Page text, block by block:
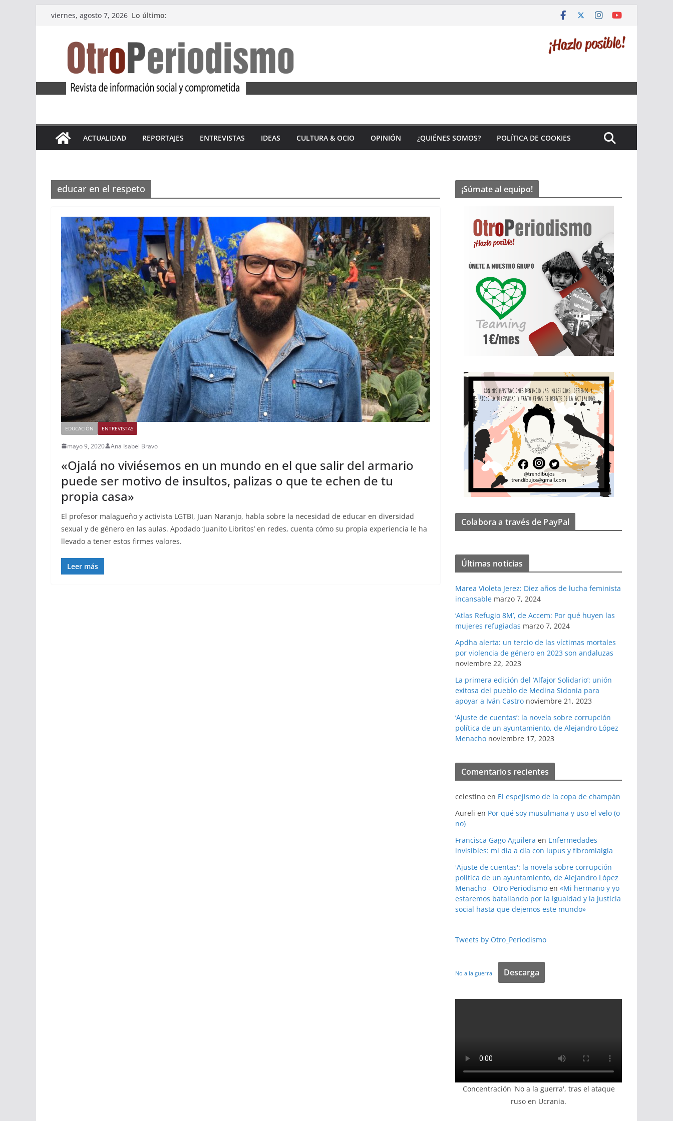
Saltar
contenido
viernes, agosto 7, 2026 Lo último:
ACTUALIDAD REPORTAJES ENTREVISTAS IDEAS CULTURA & OCIO OPINIÓN ¿QUIÉNES SOMOS? POLÍTICA DE COOKIES
educar en el respeto
EDUCACIÓN ENTREVISTAS
mayo 9, 2020 Ana Isabel Bravo
«Ojalá no viviésemos en un mundo en el que salir del armario
puede ser motivo de insultos, palizas o que te echen de tu
propia casa»
El profesor malagueño y activista LGTBI, Juan Naranjo, habla sobre la necesidad de educar en diversidad
sexual y de género en las aulas. Apodado ‘Juanito Libritos’ en redes, cuenta cómo su propia experiencia le ha
llevado a tener estos firmes valores.
Leer más
¡Súmate al equipo!
Colabora a través de PayPal
Últimas noticias
Marea Violeta Jerez: Diez años de lucha feminista
incansable marzo 7, 2024
‘Atlas Refugio 8M’, de Accem: Por qué huyen las
mujeres refugiadas marzo 7, 2024
Apdha alerta: un tercio de las víctimas mortales
por violencia de género en 2023 son andaluzas
noviembre 22, 2023
La primera edición del ‘Alfajor Solidario’: unión
exitosa del pueblo de Medina Sidonia para
apoyar a Iván Castro noviembre 21, 2023
‘Ajuste de cuentas’: la novela sobre corrupción
política de un ayuntamiento, de Alejandro López
Menacho noviembre 17, 2023
Comentarios recientes
celestino en El espejismo de la copa de champán
Aureli en Por qué soy musulmana y uso el velo (o
no)
Francisca Gago Aguilera en Enfermedades
invisibles: mi día a día con lupus y fibromialgia
'Ajuste de cuentas': la novela sobre corrupción
política de un ayuntamiento, de Alejandro López
Menacho - Otro Periodismo en «Mi hermano y yo
estaremos batallando por la igualdad y la justicia
social hasta que dejemos este mundo»
Tweets by Otro_Periodismo
No a la guerra Descarga
Concentración 'No a la guerra', tras el ataque
ruso en Ucrania.